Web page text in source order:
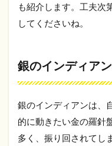
も紹介します。工夫次
してくださいね。
銀のインディアン
銀のインディアンは、
的に動きたい金の羅針
多く、振り回されてし